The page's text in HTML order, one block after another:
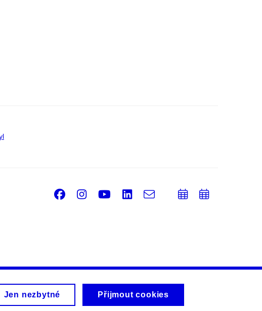
Facebook
Instagram
Youtube
LinkedIn
e-
PřidatPřidat
Jen nezbytné Přijmout cookies